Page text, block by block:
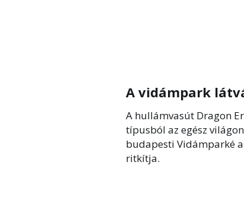
A vidámpark
A hullámvasút Dragon
típusból az egész
budapesti Vidámparké
ritkítja.